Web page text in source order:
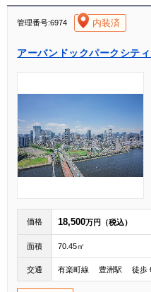
管理番号:6974 内装済
アーバンドックパークシテ
価格 18,500万円（税込）
面積 70.45㎡
交通 有楽町線 豊洲駅 徒歩
[004]